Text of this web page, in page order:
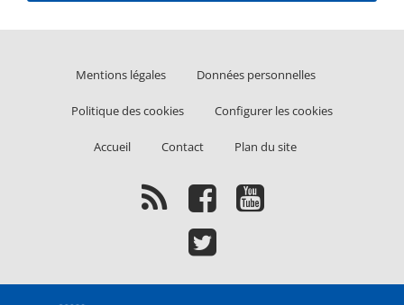
Mentions légales Données personnelles
Politique des cookies Configurer les cookies
Accueil Contact Plan du site